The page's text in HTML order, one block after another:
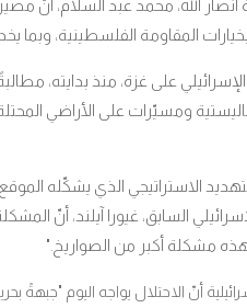
الله، محمد عبد السلام، أنّ
على غزة، منذ بدايته،
ومسيّرات على الأراضي
الاستراتيجي الذي يشكّله
السابق، غيورا آيلند، أنّ
مشكلة أكبر من الصواريخ ".
أنّ الاحتلال يواجه اليوم "جبهةً